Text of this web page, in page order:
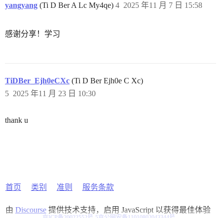
yangyang (Ti D Ber A Lc My4qe) 2025 年11 月 7 日 15:58
4
感谢分享！学习
TiDBer_Ejh0eCXc (Ti D Ber Ejh0e C Xc)
2025 年11 月 23 日 10:30
5
thank u
首页 类别 准则 服务条款
由 Discourse提供技术支持，启用 JavaScript 以获得最佳体验